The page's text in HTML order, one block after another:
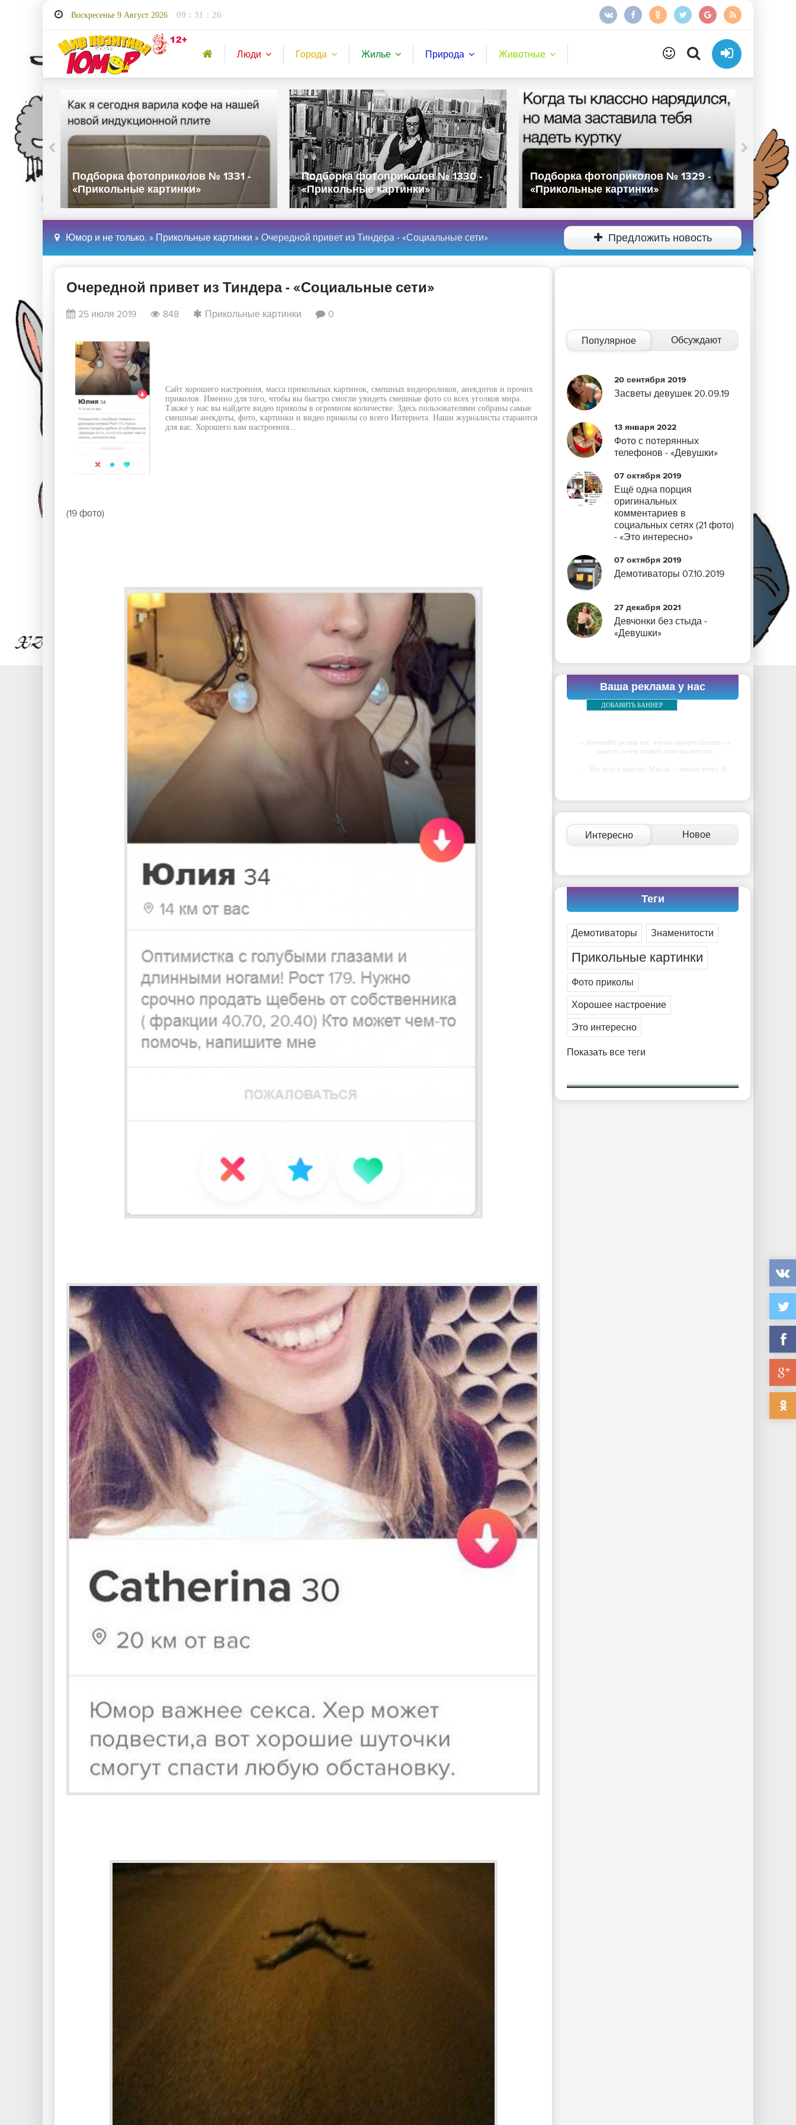
Воскресенье 9 Август 2026 09 : 31 : 28
Люди Города Жилье Природа Животные
Подборка фотоприколов № 1331 -
«Прикольные картинки»
Подборка фотоприколов № 1330 -
«Прикольные картинки»
Подборка фотоприколов № 1329 -
«Прикольные картинки»
Юмор и не только. » Прикольные картинки » Очередной привет из Тиндера - «Социальные сети» Предложить новость
Очередной привет из Тиндера - «Социальные сети»
25 июля 2019 848 Прикольные картинки 0
Сайт хорошего настроения, масса прикольных картинок, смешных видеороликов, анекдотов и прочих
приколов. Именно для того, чтобы вы быстро смогли увидеть смешные фото со всех уголков мира.
Также у нас вы найдете видео приколы в огромном количестве. Здесь пользователями собраны самые
смешные анекдоты, фото, картинки и видео приколы со всего Интернета. Наши журналисты стараются
для вас. Хорошего вам настроения...
(19 фото)
Популярное Обсуждают
20 сентября 2019
Засветы девушек 20.09.19
13 января 2022
Фото с потерянных
телефонов - «Девушки»
07 октября 2019
Ещё одна порция
оригинальных
комментариев в
социальных сетях (21 фото)
- «Это интересно»
07 октября 2019
Демотиваторы 07.10.2019
27 декабря 2021
Девчонки без стыда -
«Девушки»
Ваша реклама у нас
ДОБАВИТЬ БАННЕР
-- Начинайте делать все, что вы можете сделать – и
даже то, о чем можете хотя бы мечтать.
-- Все дело в мыслях. Мысль — начало всего. И
той жизнью, которую вы сами себе придумали.
-- Самое большое богатство — это ум. Самая большая
нищета — глупость. Из всех страхов самый пугающий
пропустить его мимо ушей. Он никогда не бывает
-- Люблю давать советы и очень не люблю, когда их
дают мне.
Интересно Новое
Теги
Демотиваторы Знаменитости
Прикольные картинки
Фото приколы
Хорошее настроение
Это интересно
Показать все теги